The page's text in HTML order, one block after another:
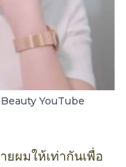
YouTube
ผมให้เท่ากันเพื่อ